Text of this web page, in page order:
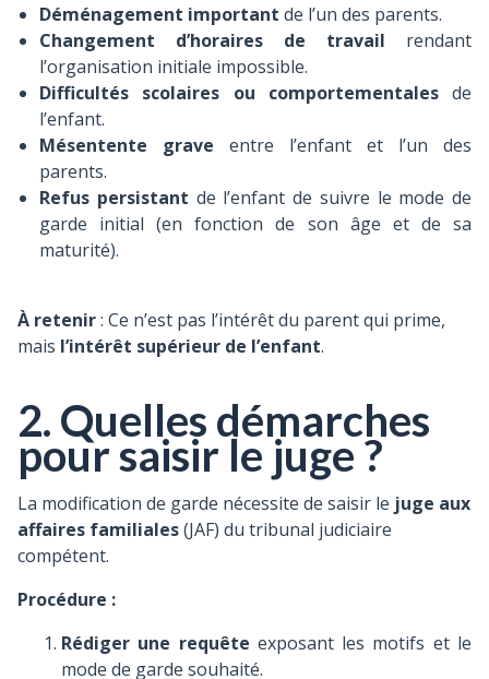
Déménagement important de l’un des parents.
Changement d’horaires de travail rendant
l’organisation initiale impossible.
Difficultés scolaires ou comportementalesde
l’enfant.
Mésentente grave entre l’enfant et l’un des
parents.
Refus persistant de l’enfant de suivre le mode de
garde initial (en fonction de son âge et de sa
maturité).
À retenir: Ce n’est pas l’intérêt du parent qui prime,
mais l’intérêt supérieur de l’enfant.
2. Quelles démarches
pour saisir le juge ?
La modification de garde nécessite de saisir le juge aux
affaires familiales(JAF) du tribunal judiciaire
compétent.
Procédure :
Rédiger une requête exposant les motifs et le
mode de garde souhaité.